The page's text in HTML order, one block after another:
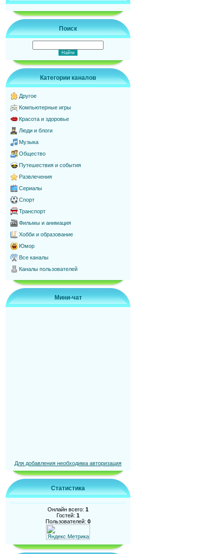
Поиск
Категории каналов
Другое
Компьютерные игры
Красота и здоровье
Люди и блоги
Музыка
Общество
Путешествия и события
Развлечения
Сериалы
Спорт
Транспорт
Фильмы и анимация
Хобби и образование
Юмор
Все каналы
Каналы пользователей
Мини-чат
Для добавления необходима авторизация
Статистика
Онлайн всего: 1
Гостей: 1
Пользователей: 0